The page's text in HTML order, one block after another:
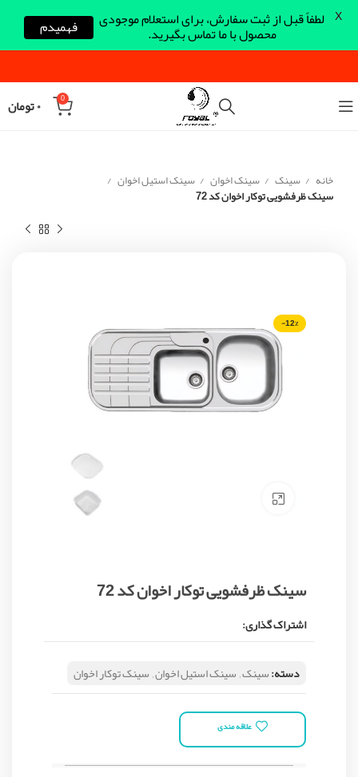
0 ۰تومان
خانه سینک سینک اخوان سینک استیل اخوان
سینک ظرفشویی توکار اخوان کد 72
-12%
سینک ظرفشویی توکار اخوان کد 72
اشتراک گذاری:
دسته:سینک,سینک استیل اخوان,سینک توکار اخوان
علاقه مندی
لطفاً قبل از ثبت سفارش، برای استعلام موجودی
محصول با ما تماس بگیرید. فهمیدم X